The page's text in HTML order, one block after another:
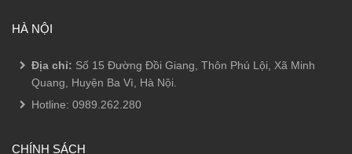
HÀ NỘI
Địa chỉ: Số 15 Đường Đồi Giang, Thôn Phú Lội, Xã Minh
Quang, Huyện Ba Vì, Hà Nội.
Hotline: 0989.262.280
CHÍNH SÁCH